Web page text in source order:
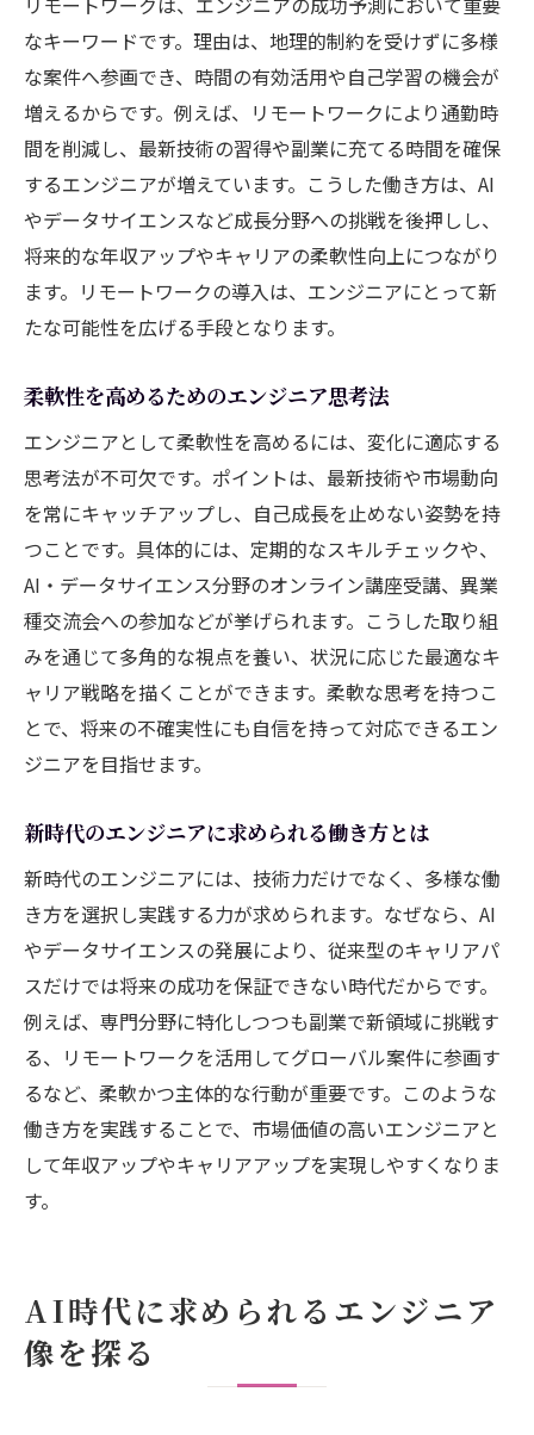
なキーワードです。理由は、地理的制約を受けずに多様
な案件へ参画でき、時間の有効活用や自己学習の機会が
増えるからです。例えば、リモートワークにより通勤時
間を削減し、最新技術の習得や副業に充てる時間を確保
するエンジニアが増えています。こうした働き方は、AI
やデータサイエンスなど成長分野への挑戦を後押しし、
将来的な年収アップやキャリアの柔軟性向上につながり
ます。リモートワークの導入は、エンジニアにとって新
たな可能性を広げる手段となります。
柔軟性を高めるためのエンジニア思考法
エンジニアとして柔軟性を高めるには、変化に適応する
思考法が不可欠です。ポイントは、最新技術や市場動向
を常にキャッチアップし、自己成長を止めない姿勢を持
つことです。具体的には、定期的なスキルチェックや、
AI・データサイエンス分野のオンライン講座受講、異業
種交流会への参加などが挙げられます。こうした取り組
みを通じて多角的な視点を養い、状況に応じた最適なキ
ャリア戦略を描くことができます。柔軟な思考を持つこ
とで、将来の不確実性にも自信を持って対応できるエン
ジニアを目指せます。
新時代のエンジニアに求められる働き方とは
新時代のエンジニアには、技術力だけでなく、多様な働
き方を選択し実践する力が求められます。なぜなら、AI
やデータサイエンスの発展により、従来型のキャリアパ
スだけでは将来の成功を保証できない時代だからです。
例えば、専門分野に特化しつつも副業で新領域に挑戦す
る、リモートワークを活用してグローバル案件に参画す
るなど、柔軟かつ主体的な行動が重要です。このような
働き方を実践することで、市場価値の高いエンジニアと
して年収アップやキャリアアップを実現しやすくなりま
す。
AI時代に求められるエンジニア
像を探る